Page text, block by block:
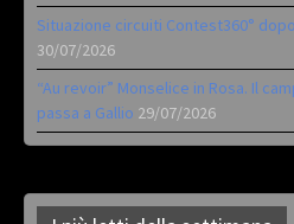
Situazione circuiti Contest360°
30/07/2026
“Au revoir” Monselice in Rosa. Il
passa a Gallio 29/07/2026